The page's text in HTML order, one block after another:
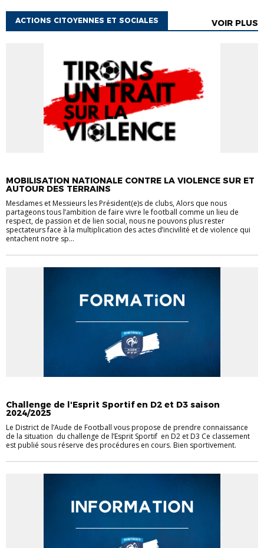
ACTIONS CITOYENNES ET SOCIALES VOIR PLUS
MOBILISATION NATIONALE CONTRE LA VIOLENCE SUR ET
AUTOUR DES TERRAINS
Mesdames et Messieurs les Président(e)s de clubs, Alors que nous
partageons tous l’ambition de faire vivre le football comme un lieu de
respect, de passion et de lien social, nous ne pouvons plus rester
spectateurs face à la multiplication des actes d’incivilité et de violence qui
entachent notre sp...
Challenge de l'Esprit Sportif en D2 et D3 saison
2024/2025
Le District de l’Aude de Football vous propose de prendre connaissance
de la situation du challenge de l’Esprit Sportif en D2 et D3 Ce classement
est publié sous réserve des procédures en cours. Bien sportivement.